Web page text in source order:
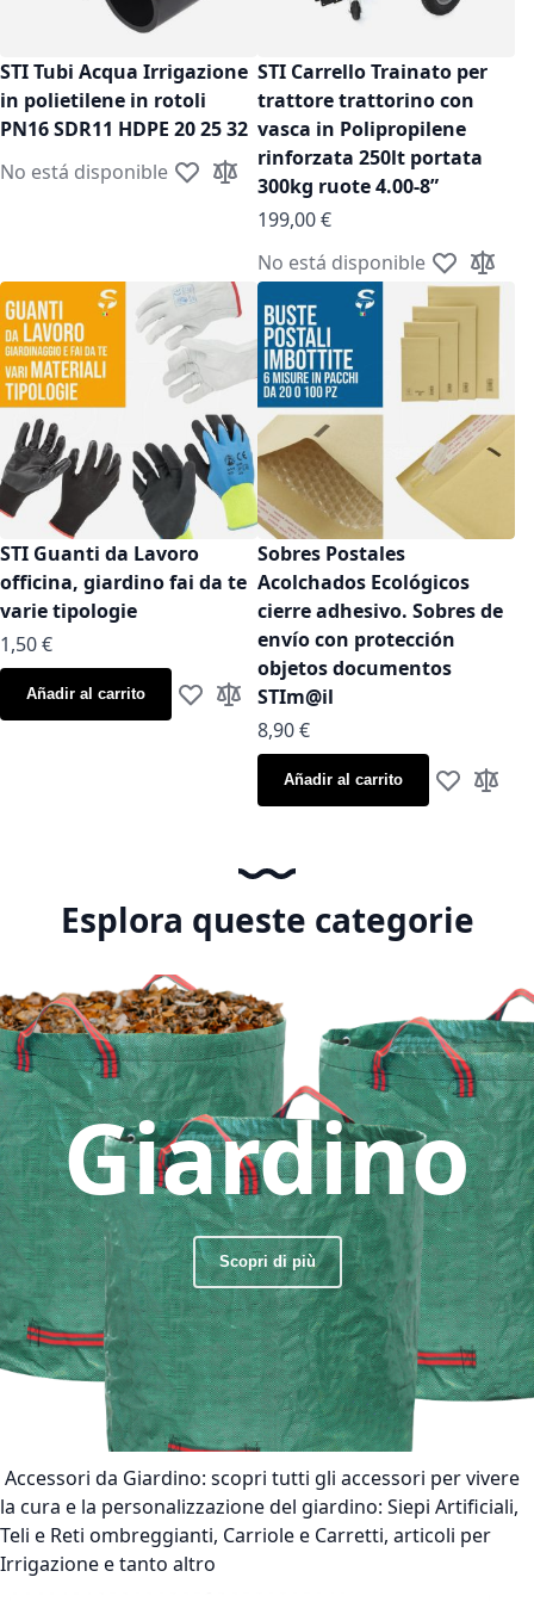
STI Tubi Acqua Irrigazione
in polietilene in rotoli
PN16 SDR11 HDPE 20 25 32
No está disponible Añadir a la Lista de Deseos
Añadir para comparar
STI Carrello Trainato per
trattore trattorino con
vasca in Polipropilene
rinforzata 250lt portata
300kg ruote 4.00-8”
199,00 €
No está disponible Añadir a la
Añadir
STI Guanti da Lavoro
officina, giardino fai da te
varie tipologie
As low as
1,50 €
Añadir al carrito Añadir a la Lista de Deseos
Añadir para comparar
Sobres Postales
Acolchados Ecológicos
cierre adhesivo. Sobres de
envío con protección
objetos documentos
STIm@il
As low as
8,90 €
Añadir al carrito Añadir a
Esplora queste categorie
Giardino
Scopri di più
Accessori da Giardino: scopri tutti gli accessori per vivere
la cura e la personalizzazione del giardino: Siepi Artificiali,
Teli e Reti ombreggianti, Carriole e Carretti, articoli per
Irrigazione e tanto altro